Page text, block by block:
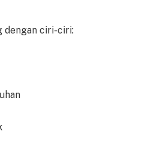
dengan ciri-ciri: